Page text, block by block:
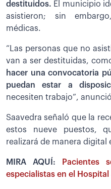
destituidos. El municipio
asistieron; sin
médicas.
“Las personas que no
van a ser destituidas,
hacer una convocatoria
puedan estar a
necesiten trabajo”,
Saavedra señaló que la
estos nueve puestos,
realizará de manera digital
MIRA AQUÍ:
Pacientes
especialistas en el